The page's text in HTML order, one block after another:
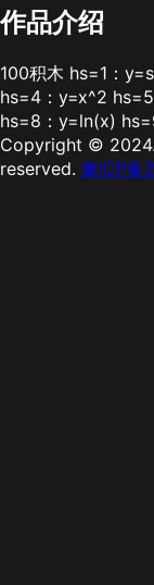
作品介绍
100积木 hs=1：
hs=4：y=x^2
hs=8：y=ln(x)
Copyright © 2024.
reserved. 豫ICP备